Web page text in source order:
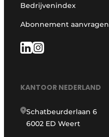
Bedrijvenindex
Abonnement aanvragen
KANTOOR NEDERLAND
Schatbeurderlaan 6
6002 ED Weert